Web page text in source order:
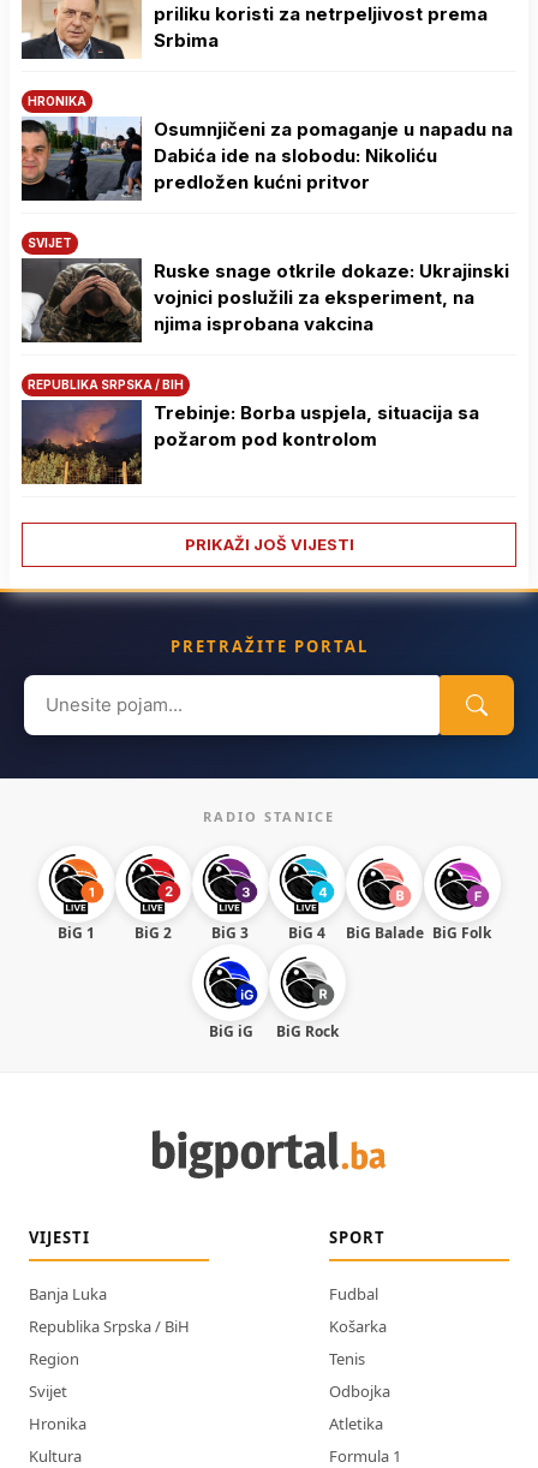
priliku koristi za netrpeljivost prema
Srbima
HRONIKA
Osumnjičeni za pomaganje u napadu na
Dabića ide na slobodu: Nikoliću
predložen kućni pritvor
SVIJET
Ruske snage otkrile dokaze: Ukrajinski
vojnici poslužili za eksperiment, na
njima isprobana vakcina
REPUBLIKA SRPSKA / BIH
Trebinje: Borba uspjela, situacija sa
požarom pod kontrolom
PRIKAŽI JOŠ VIJESTI
PRETRAŽITE PORTAL
Search
for:
RADIO STANICE
BiG 1 BiG 2 BiG 3 BiG 4 BiG Balade BiG Folk
BiG iG BiG Rock
VIJESTI
Banja Luka
Republika Srpska / BiH
Region
Svijet
Hronika
Kultura
SPORT
Fudbal
Košarka
Tenis
Odbojka
Atletika
Formula 1